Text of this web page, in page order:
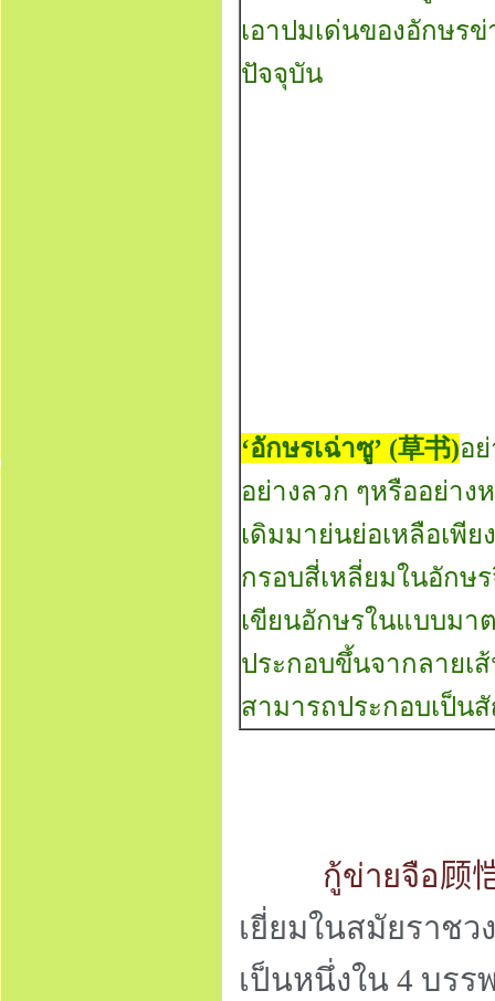
เอาปมเด่นของอักษร
ปัจจุบัน
‘อักษรเฉ่าซู’ (草书)อ
อย่างลวก ๆหรืออย่าง
เดิมมาย่นย่อเหลือเพี
กรอบสี่เหลี่ยมในอัก
เขียนอักษรในแบบม
ประกอบขึ้นจากลายเ
สามารถประกอบเป็น
กู้ข่ายจือ顾
เยี่ยมในสมัยราช
เป็นหนึ่งใน 4 บร